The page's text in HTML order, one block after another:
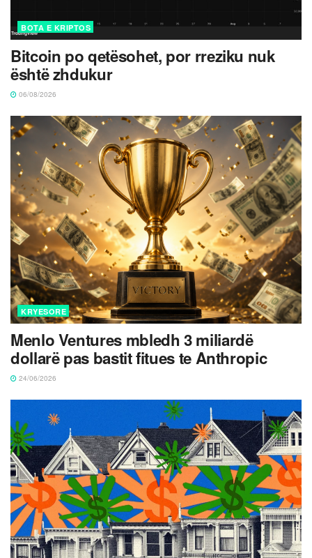
BOTA E KRIPTOS
Bitcoin po qetësohet, por rreziku nuk
është zhdukur
06/08/2026
KRYESORE
Menlo Ventures mbledh 3 miliardë
dollarë pas bastit fitues te Anthropic
24/06/2026